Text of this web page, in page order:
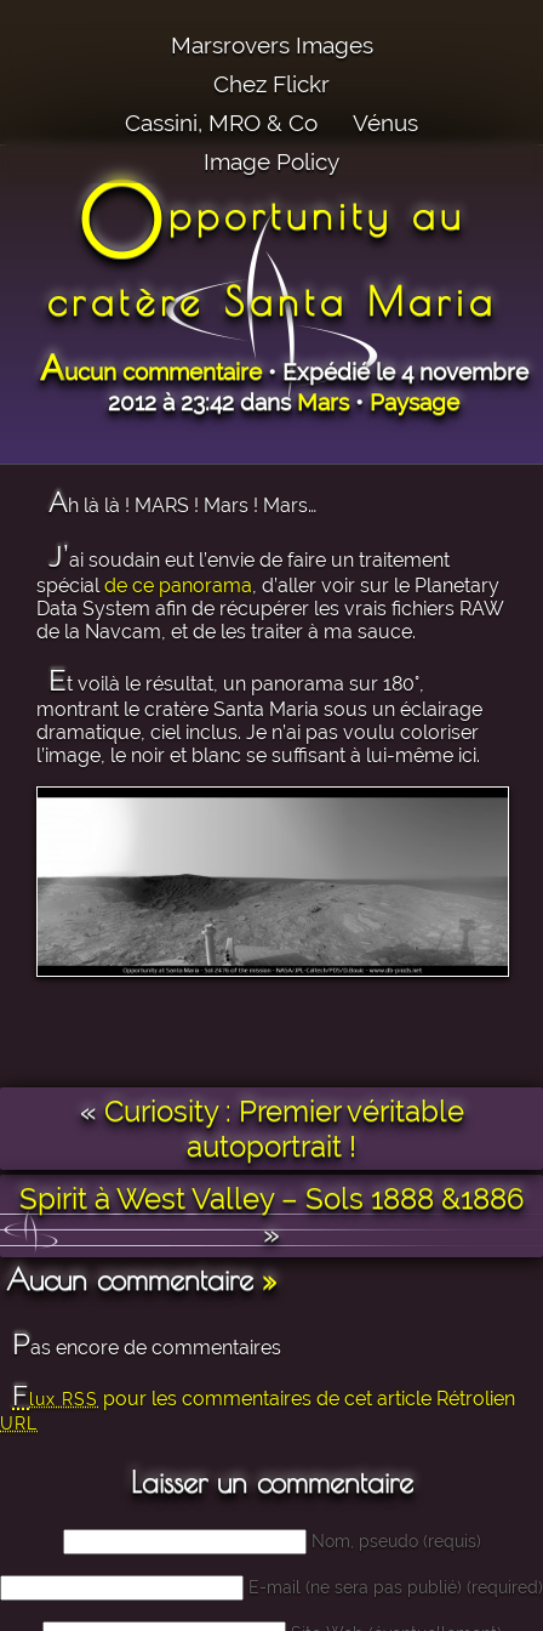
Marsrovers Images
Chez Flickr
Cassini, MRO & Co
Vénus
Image Policy
Opportunity au
cratère Santa Maria
Aucun commentaire• Expédié le 4 novembre
2012 à 23:42 dansMars•Paysage
Ah là là ! MARS ! Mars ! Mars…
J’ai soudain eut l’envie de faire un traitement
spécial de ce panorama , d’aller voir sur le Planetary
Data System afin de récupérer les vrais fichiers RAW
de la Navcam, et de les traiter à ma sauce.
Et voilà le résultat, un panorama sur 180°,
montrant le cratère Santa Maria sous un éclairage
dramatique, ciel inclus. Je n’ai pas voulu coloriser
l’image, le noir et blanc se suffisant à lui-même ici.
«Curiosity : Premier véritable
autoportrait !
Spirit à West Valley – Sols 1888 &1886
»
Aucun commentaire »
Pas encore de commentaires
Flux RSS pour les commentaires de cet article Rétrolien
URL
Laisser un commentaire
Nom, pseudo (requis)
E-mail (ne sera pas publié) (required)